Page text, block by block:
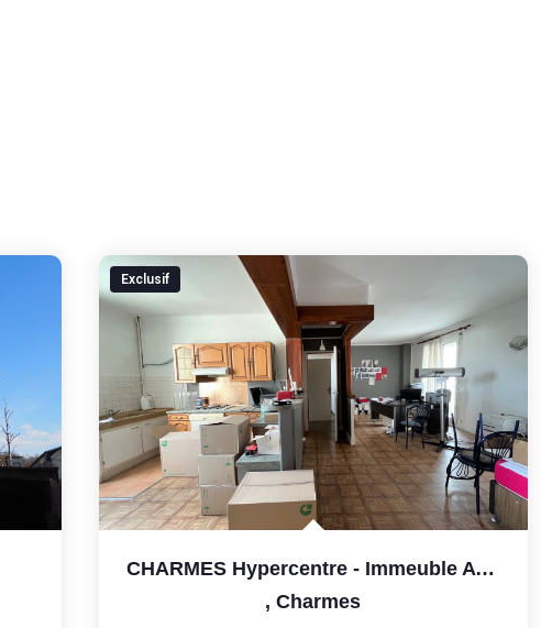
Exclusif
CHARMES Hypercentre - Immeuble Avec Commerce Et Triplex
,Charmes